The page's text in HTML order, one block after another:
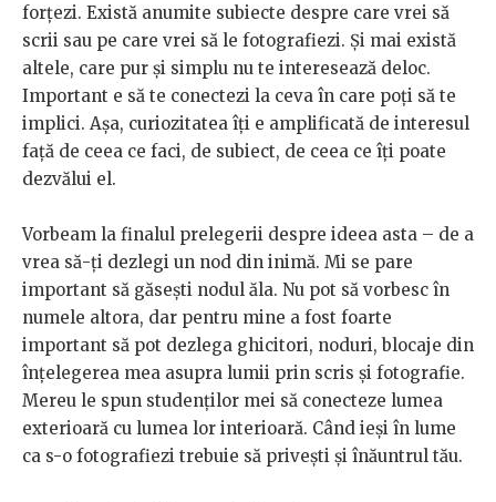
forțezi. Există anumite subiecte despre care vrei să
scrii sau pe care vrei să le fotografiezi. Și mai există
altele, care pur și simplu nu te interesează deloc.
Important e să te conectezi la ceva în care poți să te
implici. Așa, curiozitatea îți e amplificată de interesul
față de ceea ce faci, de subiect, de ceea ce îți poate
dezvălui el.
Vorbeam la finalul prelegerii despre ideea asta – de a
vrea să-ți dezlegi un nod din inimă. Mi se pare
important să găsești nodul ăla. Nu pot să vorbesc în
numele altora, dar pentru mine a fost foarte
important să pot dezlega ghicitori, noduri, blocaje din
înțelegerea mea asupra lumii prin scris și fotografie.
Mereu le spun studenților mei să conecteze lumea
exterioară cu lumea lor interioară. Când ieși în lume
ca s-o fotografiezi trebuie să privești și înăuntrul tău.